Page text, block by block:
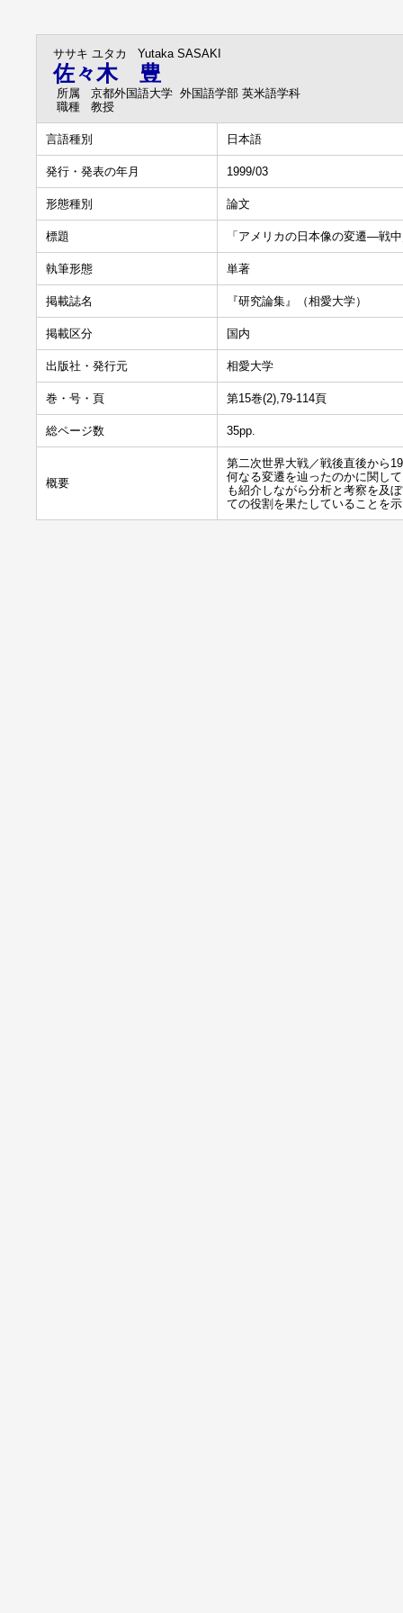
ササキ ユタカ Yutaka SASAKI
佐々木 豊
所属
京都外国語大学 外国語学部 英米語学科
職種
教授
言語種別 日本語
発行・発表の年月 1999/03
形態種別 論文
標題 「アメリカの日本像の変遷―戦
執筆形態 単著
掲載誌名 『研究論集』（相愛大学）
掲載区分 国内
出版社・発行元 相愛大学
巻・号・頁 第15巻(2),79-114頁
総ページ数 35pp.
概要
第二次世界大戦／戦後直後から
何なる変遷を辿ったのかに関し
も紹介しながら分析と考察を及
ての役割を果たしていることを